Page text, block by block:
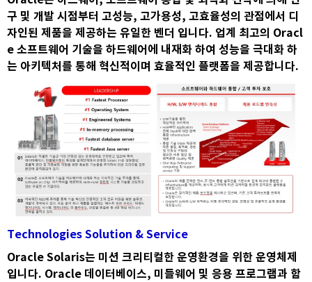
구 및 개발 시점부터 고성능, 고가용성, 고효율성의 관점에서 디
자인된 제품을 제공하는 유일한 벤더 입니다. 업계 최고의 Oracl
e 소프트웨어 기술을 하드웨어에 내재화 하여 성능을 극대화 하
는 아키텍처를 통해 혁신적이며 효율적인 플랫폼을 제공합니다.
Technologies Solution & Service
Oracle Solaris는 미션 크리티컬한 운영환경을 위한 운영체제
입니다. Oracle 데이터베이스, 미들웨어 및 응용 프로그램과 함